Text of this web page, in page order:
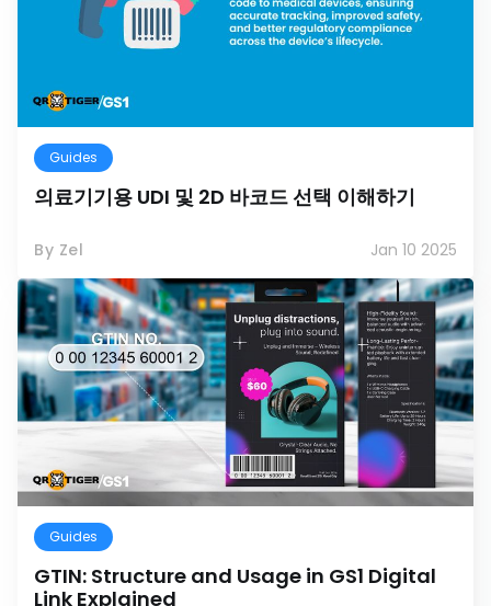
Guides
의료기기용 UDI 및 2D 바코드 선택 이해하기
By Zel Jan 10 2025
Guides
GTIN: Structure and Usage in GS1 Digital
Link Explained